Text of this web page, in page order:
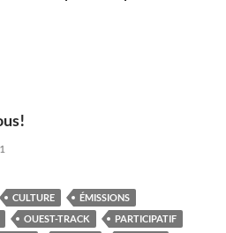
CULTURE
ÉMISSIONS
OUEST-TRACK
PARTICIPATIF